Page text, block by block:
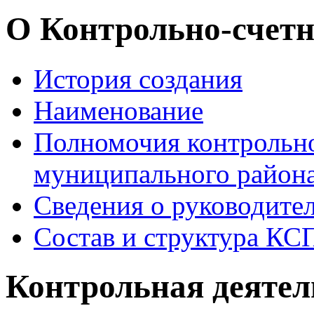
О Контрольно-
История создания
Наименование
Полномочия
муниципального
Сведения о
Состав и структура
Контрольная